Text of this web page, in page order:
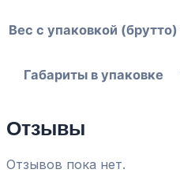
Вес с упаковкой (брутто)
Габариты в упаковке
Отзывы
Отзывов пока нет.